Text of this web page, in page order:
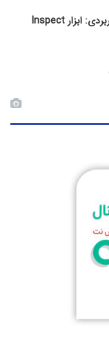
بررسی علت کندی لود سایت با روشی ساده و کاربردی: ابزار Inspect